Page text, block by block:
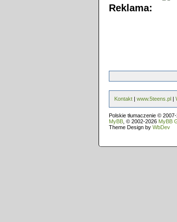
Reklama:
Kontakt | www.5teens.pl |
Polskie tłumaczenie ©
MyBB , © 2002-2026 MyBB
Theme Design by WbDev